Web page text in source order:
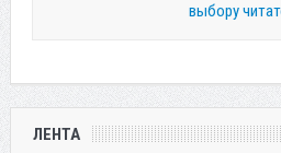
выбору
ЛЕНТА